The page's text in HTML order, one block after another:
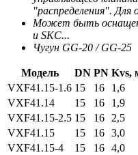
"распределения".
Может быть оснащен
и SKC...
Чугун GG-20 / GG-25
Модель DN PN Kvs,
VXF41.15-1.6 15 16 1,6
VXF41.14 15 16
1,9
VXF41.15-2.5 15 16
2,5
VXF41.15
15 16 3,0
VXF41.15-4
15 16 4,0